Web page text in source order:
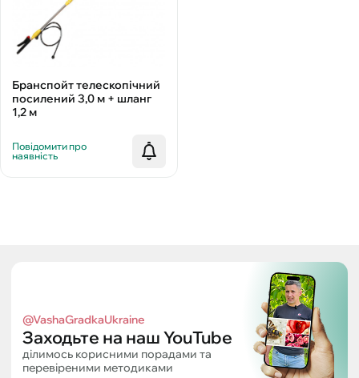
Бранспойт телескопічний
посилений 3,0 м + шланг
1,2 м
Повідомити про
наявність
@VashaGradkaUkraine
Заходьте на наш YouTube
ділимось корисними порадами та
перевіреними методиками